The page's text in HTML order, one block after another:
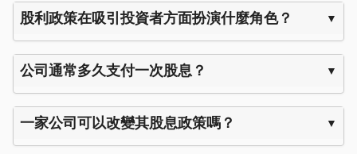
股利政策在吸引投資者方面扮演什麼角色？
公司通常多久支付一次股息？
一家公司可以改變其股息政策嗎？